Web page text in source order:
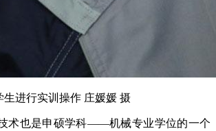
生进行实训操作 庄媛媛 摄
也是申硕学科——机械专业学位的一个